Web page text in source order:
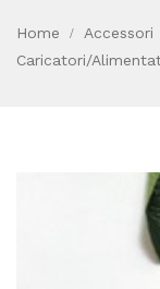
Home
Caricatori/